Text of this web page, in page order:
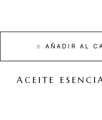
AÑADIR AL
ACEITE